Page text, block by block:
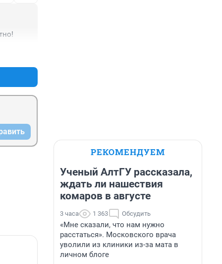
РЕКОМЕНДУЕМ
Ученый АлтГУ рассказала,
ждать ли нашествия
комаров в августе
3 часа 1 363 Обсудить
«Мне сказали, что нам нужно
расстаться». Московского врача
уволили из клиники из-за мата в
личном блоге